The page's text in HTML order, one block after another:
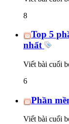
8
Top 5
nhất
Viết bài cuối
6
Phần
Viết bài cuối